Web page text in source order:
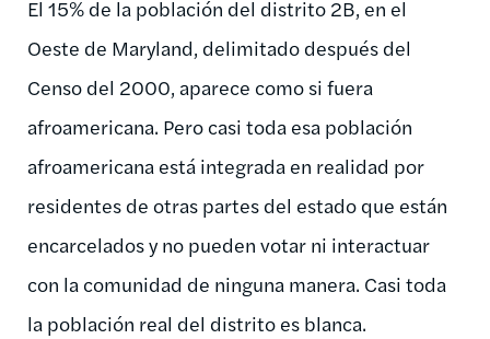
El 15% de la población del distrito 2B, en el
Oeste de Maryland, delimitado después del
Censo del 2000, aparece como si fuera
afroamericana. Pero casi toda esa población
afroamericana está integrada en realidad por
residentes de otras partes del estado que están
encarcelados y no pueden votar ni interactuar
con la comunidad de ninguna manera. Casi toda
la población real del distrito es blanca.